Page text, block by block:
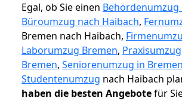
Egal, ob Sie einen Behördenumzug
Büroumzug nach Haibach,
Bremen nach Haibach,
Laborumzug Bremen, Praxisumzug
Bremen, Seniorenumzug in Bremen
Studentenumzug nach Haibach
haben die besten Angebotefür